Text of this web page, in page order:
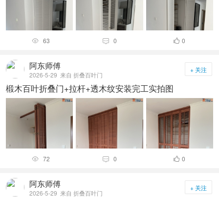
 63  0  0
阿东师傅
2026-5-29 来自 折叠百叶门
+ 关注
椴木百叶折叠门+拉杆+透木纹安装完工实拍图
 72  0  0
阿东师傅
2026-5-29 来自 折叠百叶门
+ 关注